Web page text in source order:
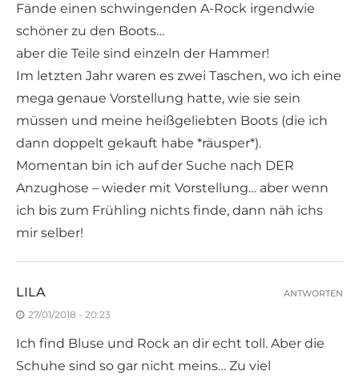
Fände einen schwingenden A-Rock irgendwie
schöner zu den Boots…
aber die Teile sind einzeln der Hammer!
Im letzten Jahr waren es zwei Taschen, wo ich eine
mega genaue Vorstellung hatte, wie sie sein
müssen und meine heißgeliebten Boots (die ich
dann doppelt gekauft habe *räusper*).
Momentan bin ich auf der Suche nach DER
Anzughose – wieder mit Vorstellung… aber wenn
ich bis zum Frühling nichts finde, dann näh ichs
mir selber!
LILA
27/01/2018 - 20:23
Ich find Bluse und Rock an dir echt toll. Aber die
Schuhe sind so gar nicht meins… Zu viel
ANTWORTEN